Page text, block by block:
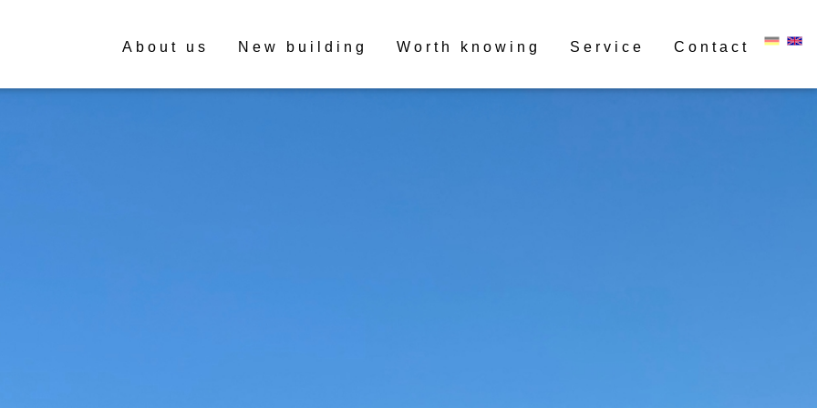
About us New building Worth knowing Service Contact